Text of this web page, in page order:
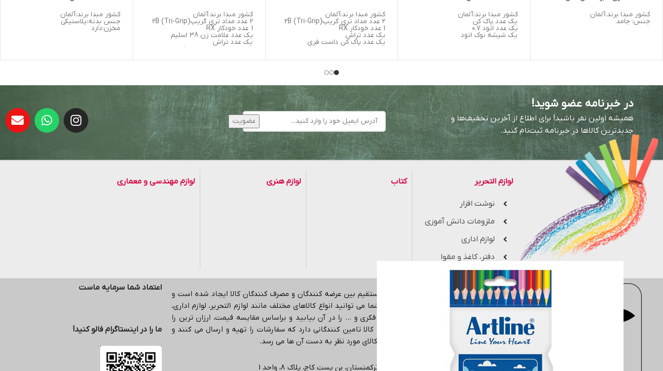
کشور مبدا برند:آلمان
جنس: جامد
کشور مبدا برند:آلمان
یک عدد پاک کن
یک عدد اتود 0.7
یک شیشه نوک اتود
کشور مبدا برند:آلمان
2 عدد مداد تری گریپ2B (Tri-Grip)
1 عدد خودکار RX
یک عدد تراش
یک عدد پاک کن داست فری
یک عدد اتود تری کلیک 0/7 میلی متر
یک شیشه نوک اتود 0/7 میلی متر 2B
کشور مبدا برند:آلمان
2 عدد مداد تری گریپ2B (Tri-Grip)
1 عدد خودکار RX
یک عدد علامت زن 38 اسلیم
یک عدد تراش
یک عدد پاک کن داست فری
کشور مبدا برند:آلمان
جنس بدنه:پلاستیکی
مخزن:دارد
در خبرنامه عضو شوید!
همیشه اولین نفر باشید! برای اطلاع از آخرین تخفیف‌ها و
جدیدترین کالاها در خبرنامه ثبت‌نام کنید.
لوازم التحریر
نوشت افزار
ملزومات دانش آموزی
لوازم اداری
دفتر، کاغذ و مقوا
کتاب لوازم هنری لوازم مهندسی و معماری
فروشگاه اینترنتیmoderntahrir
با هدف ایجاد ارتباط مستقیم بین عرضه کنندگان و مصرف کنندگان کالا ایجاد شده است و
جزء یکی از بزرگ ترین فروشگاه های اینترنتی می باشد.
شما می توانید انواع کالاهای مختلف مانند لوازم التحریر، لوازم اداری،
مهندسی، معماری، هنری، کتاب های کمک آموزشی، بازی فکری و … را در آن بیابید و براساس مقایسه قیمت، ارزان ترین را
انتخاب کنید. سایتmoderntahrir
در حوزه های مختلف کالا تامین کنندگانی دارد که سفارشات را تهیه و ارسال می کنند و
البته به خریداران این ضمانت را می دهد که دقیقا همان کالای مورد نظر به دست آن ها می رسد.
دفتر مرکزی: انتهاي خیابان مطهری، انتهاي خیابان ترکمنستان، بن بست کاج، پلاک ۸، واحد 1
اعتماد شما سرمایه ماست
ما را در اینستاگرام فالو کنید!